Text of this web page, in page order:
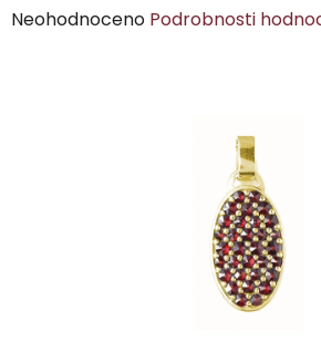
Průměrné
Neohodnoceno Podrobnosti